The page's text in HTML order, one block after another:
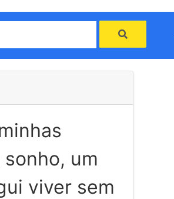
um
viver sem